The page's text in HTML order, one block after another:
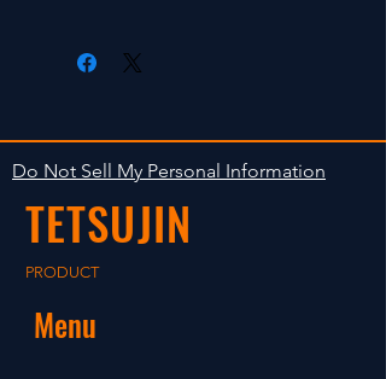
isn't accepted in goods.
します。海外への出荷は入金確認
The occasion with the stock is
shipped in 2-5 days. Shipment to
foreign countries will be shipment
after payment confirmation.
Do Not Sell My Personal Information
TETSUJIN
PRODUCT
Menu